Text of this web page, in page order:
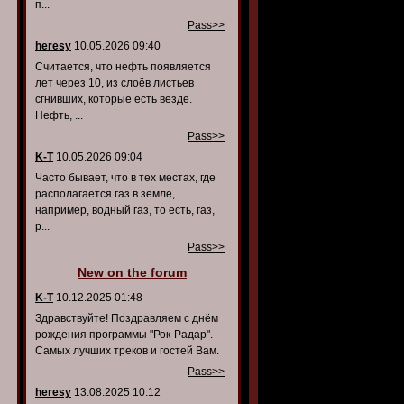
п...
Pass>>
heresy 10.05.2026 09:40
Считается, что нефть появляется
лет через 10, из слоёв листьев
сгнивших, которые есть везде.
Нефть, ...
Pass>>
K-T10.05.2026 09:04
Часто бывает, что в тех местах, где
располагается газ в земле,
например, водный газ, то есть, газ,
р...
Pass>>
New on the forum
K-T10.12.2025 01:48
Здравствуйте! Поздравляем с днём
рождения программы "Рок-Радар".
Самых лучших треков и гостей Вам.
Pass>>
heresy 13.08.2025 10:12